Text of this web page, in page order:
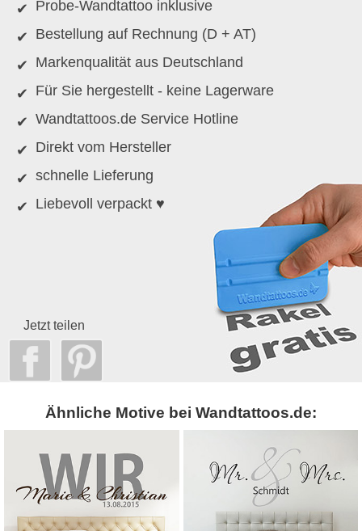
Probe-Wandtattoo inklusive
Bestellung auf Rechnung (D + AT)
Markenqualität aus Deutschland
Für Sie hergestellt - keine Lagerware
Wandtattoos.de Service Hotline
Direkt vom Hersteller
schnelle Lieferung
Liebevoll verpackt ♥
Jetzt teilen
Ähnliche Motive bei Wandtattoos.de: